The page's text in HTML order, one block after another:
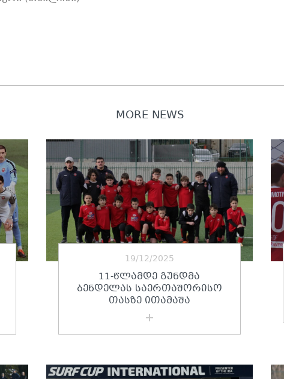
MORE NEWS
19/12/2025
11-ᲬᲚᲐᲛᲓᲔ ᲒᲣᲜᲓᲛᲐ
ᲑᲔᲜᲓᲔᲚᲐᲡ ᲡᲐᲔᲠᲗᲐᲨᲝᲠᲘᲡᲝ
ᲗᲐᲡᲖᲔ ᲘᲗᲐᲛᲐᲨᲐ